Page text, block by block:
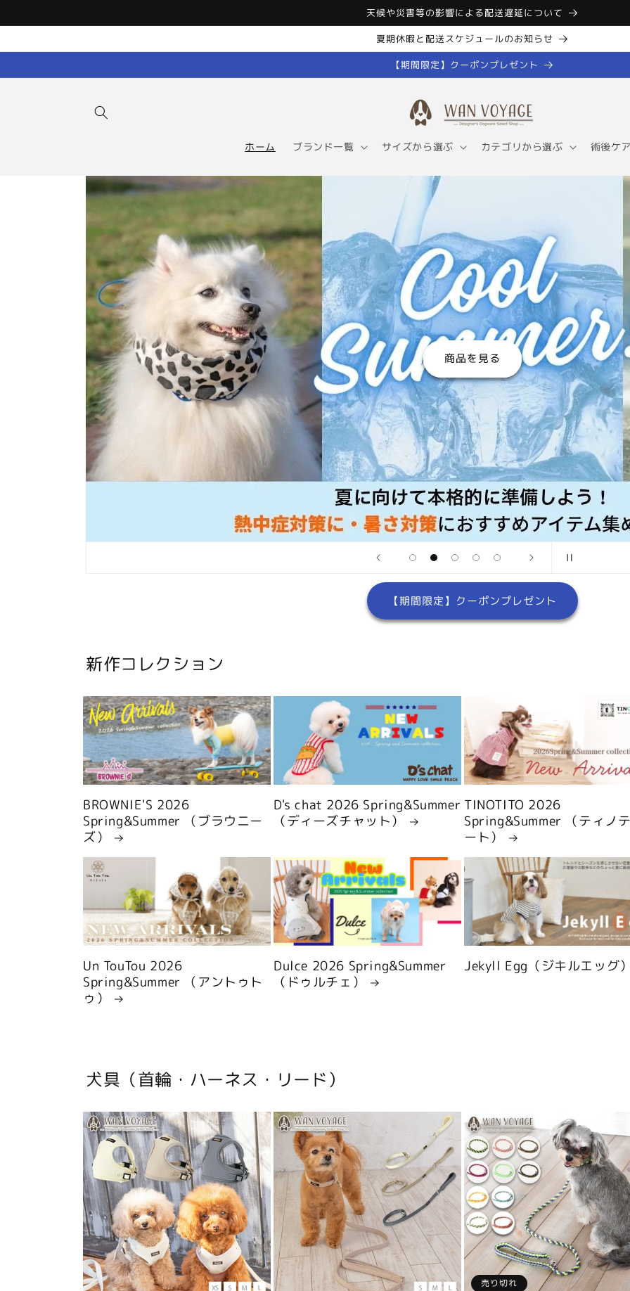
ツに進む
天候や災害等の影響による配送遅延について
夏期休暇と配送スケジュールのお知らせ
【期間限定】クーポンプレゼント
ホーム ブランド一覧 サイズから選ぶ カテゴリから選ぶ 術後ケ
商品を見る
【期間限定】クーポンプレゼント
新作コレクション
BROWNIE'S 2026
Spring&Summer （ブラウニー
ズ）
D's chat 2026 Spring&Summer
（ディーズチャット）
TINOTITO 2026
Spring&Summer （ティノ
ート）
Un TouTou 2026
Spring&Summer （アントゥト
ゥ）
Dulce 2026 Spring&Summer
（ドゥルチェ）
Jekyll Egg（ジキルエッグ
犬具（首輪・ハーネス・リード）
売り切れ